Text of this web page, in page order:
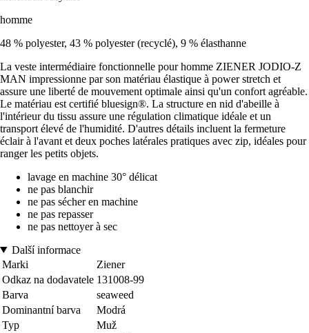
homme
48 % polyester, 43 % polyester (recyclé), 9 % élasthanne
La veste intermédiaire fonctionnelle pour homme ZIENER JODIO-Z
MAN impressionne par son matériau élastique à power stretch et
assure une liberté de mouvement optimale ainsi qu'un confort agréable.
Le matériau est certifié bluesign®. La structure en nid d'abeille à
l'intérieur du tissu assure une régulation climatique idéale et un
transport élevé de l'humidité. D'autres détails incluent la fermeture
éclair à l'avant et deux poches latérales pratiques avec zip, idéales pour
ranger les petits objets.
lavage en machine 30° délicat
ne pas blanchir
ne pas sécher en machine
ne pas repasser
ne pas nettoyer à sec
Další informace
Marki
Ziener
Odkaz na dodavatele 131008-99
Barva
seaweed
Dominantní barva
Modrá
Typ
Muž